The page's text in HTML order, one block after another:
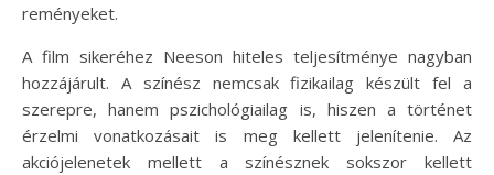
reményeket.
A film sikeréhez Neeson hiteles teljesítménye nagyban
hozzájárult. A színész nemcsak fizikailag készült fel a
szerepre, hanem pszichológiailag is, hiszen a történet
érzelmi vonatkozásait is meg kellett jelenítenie. Az
akciójelenetek mellett a színésznek sokszor kellett